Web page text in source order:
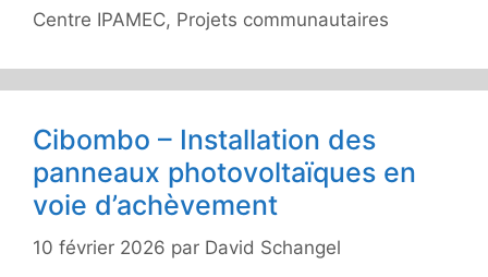
Centre IPAMEC, Projets communautaires
Cibombo – Installation des
panneaux photovoltaïques en
voie d’achèvement
10 février 2026 par David Schangel